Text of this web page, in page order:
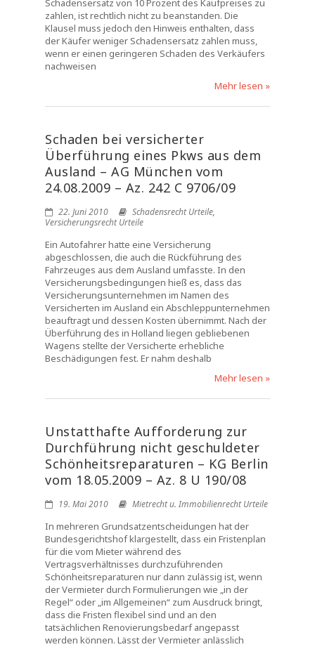
Schadensersatz von 10 Prozent des Kaufpreises zu
zahlen, ist rechtlich nicht zu beanstanden. Die
Klausel muss jedoch den Hinweis enthalten, dass
der Käufer weniger Schadensersatz zahlen muss,
wenn er einen geringeren Schaden des Verkäufers
nachweisen
Mehr lesen »
Schaden bei versicherter
Überführung eines Pkws aus dem
Ausland – AG München vom
24.08.2009 – Az. 242 C 9706/09
22. Juni 2010 Schadensrecht Urteile,
Versicherungsrecht Urteile
Ein Autofahrer hatte eine Versicherung
abgeschlossen, die auch die Rückführung des
Fahrzeuges aus dem Ausland umfasste. In den
Versicherungsbedingungen hieß es, dass das
Versicherungsunternehmen im Namen des
Versicherten im Ausland ein Abschleppunternehmen
beauftragt und dessen Kosten übernimmt. Nach der
Überführung des in Holland liegen gebliebenen
Wagens stellte der Versicherte erhebliche
Beschädigungen fest. Er nahm deshalb
Mehr lesen »
Unstatthafte Aufforderung zur
Durchführung nicht geschuldeter
Schönheitsreparaturen – KG Berlin
vom 18.05.2009 – Az. 8 U 190/08
19. Mai 2010 Mietrecht u. Immobilienrecht Urteile
In mehreren Grundsatzentscheidungen hat der
Bundesgerichtshof klargestellt, dass ein Fristenplan
für die vom Mieter während des
Vertragsverhältnisses durchzuführenden
Schönheitsreparaturen nur dann zulässig ist, wenn
der Vermieter durch Formulierungen wie „in der
Regel“ oder „im Allgemeinen“ zum Ausdruck bringt,
dass die Fristen flexibel sind und an den
tatsächlichen Renovierungsbedarf angepasst
werden können. Lässt der Vermieter anlässlich